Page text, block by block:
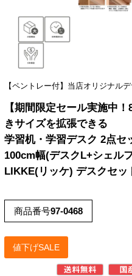
【ペントレー付】当店オリジナル
【期間限定セール実施中
きサイズを拡張できる
学習机・学習デスク 2点セ
100cm幅(デスクL+シェル
LIKKE(リッケ) デスクセッ
商品番号97-0468
値下げSALE